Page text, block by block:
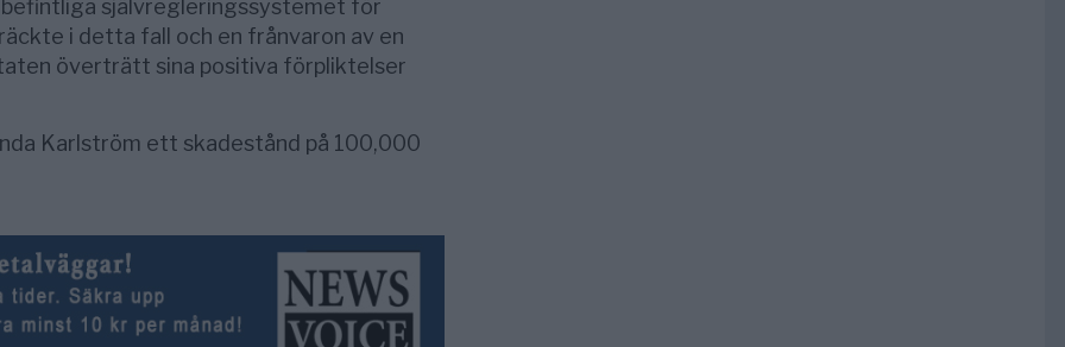
självregleringssystemet för
i detta fall och en frånvaron av en
överträtt sina positiva förpliktelser
Karlström ett skadestånd på 100,000